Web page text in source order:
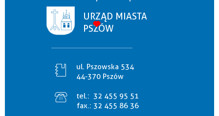
URZĄD MIASTA
PSZÓW
ul. Pszowska 534
44-370 Pszów
tel.: 32 455 95 51
fax.: 32 455 86 36